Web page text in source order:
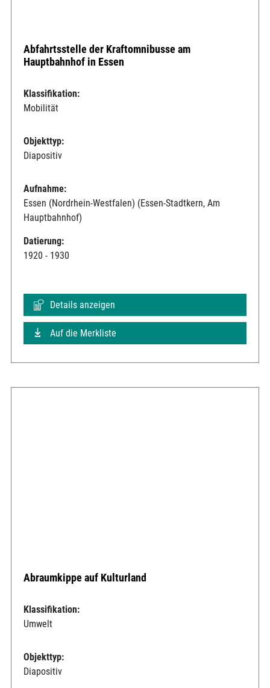
Abfahrtsstelle der Kraftomnibusse am
Hauptbahnhof in Essen
Klassifikation:
Mobilität
Objekttyp:
Diapositiv
Aufnahme:
Essen (Nordrhein-Westfalen) (Essen-Stadtkern, Am
Hauptbahnhof)
Datierung:
1920 - 1930
Details anzeigen
Auf die Merkliste
Abraumkippe auf Kulturland
Klassifikation:
Umwelt
Objekttyp:
Diapositiv